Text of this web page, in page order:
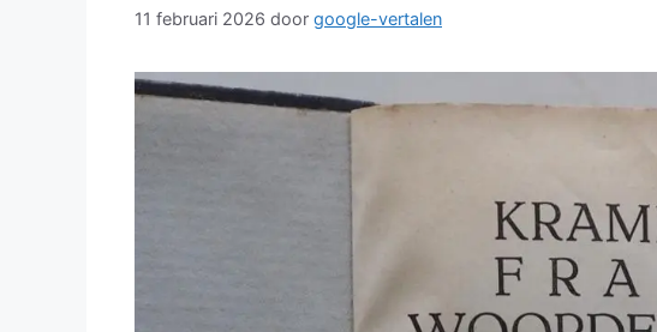
11 februari 2026 door google-vertalen